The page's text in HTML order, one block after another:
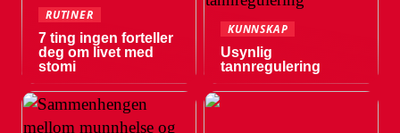
RUTINER
7 ting ingen forteller
deg om livet med
stomi
KUNNSKAP
Usynlig
tannregulering